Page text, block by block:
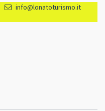
info@lonatoturismo.it